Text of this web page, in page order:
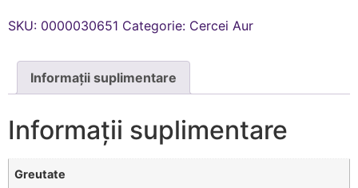
SKU: 0000030651 Categorie: Cercei Aur
Informații suplimentare
Informații suplimentare
Greutate